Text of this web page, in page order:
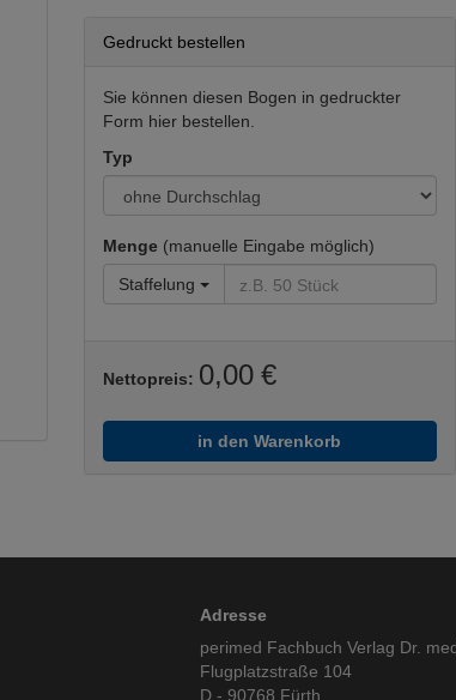
Gedruckt bestellen
Sie können diesen Bogen in gedruckter
Form hier bestellen.
Typ
Menge (manuelle Eingabe möglich)
Staffelung
Nettopreis: 0,00 €
in den Warenkorb
Adresse
perimed Fachbuch Verlag Dr.
Flugplatzstraße 104
D - 90768 Fürth